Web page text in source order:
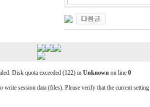
Disk quota exceeded (122) in Unknown on line 0
write session data (files). Please verify that the current